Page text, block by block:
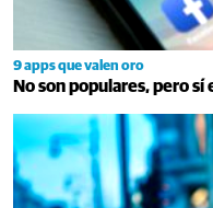
9 apps que valen oro
No son populares, pero